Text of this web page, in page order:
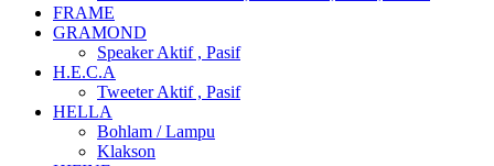
FRAME
GRAMOND
Speaker Aktif , Pasif
H.E.C.A
Tweeter Aktif , Pasif
HELLA
Bohlam / Lampu
Klakson